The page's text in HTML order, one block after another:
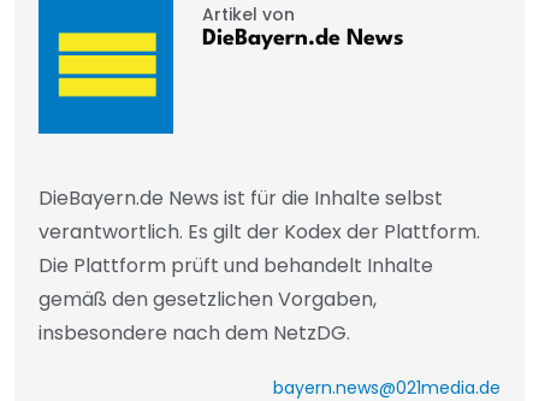
Artikel von
DieBayern.de News
DieBayern.de News ist für die Inhalte selbst
verantwortlich. Es gilt der Kodex der Plattform.
Die Plattform prüft und behandelt Inhalte
gemäß den gesetzlichen Vorgaben,
insbesondere nach dem NetzDG.
bayern.news@021media.de